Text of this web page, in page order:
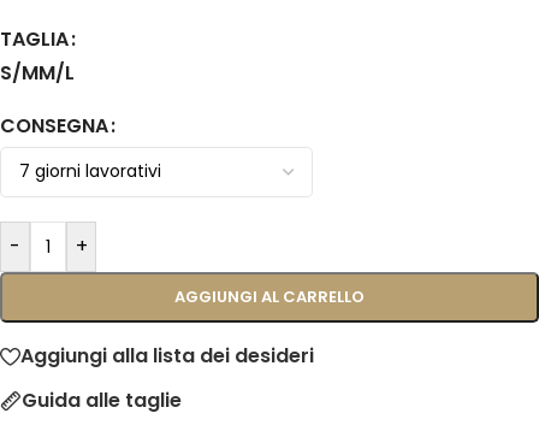
TAGLIA
S/MM/L
CONSEGNA
- +
AGGIUNGI AL CARRELLO
Aggiungi alla lista dei desideri
Guida alle taglie